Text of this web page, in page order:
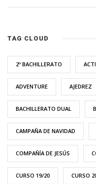
TAG CLOUD
2º BACHILLERATO
ADVENTURE AJEDREZ
BACHILLERATO DUAL
CAMPAÑA DE NAVIDAD
COMPAÑÍA DE JESÚS
CURSO 19/20 CURSO